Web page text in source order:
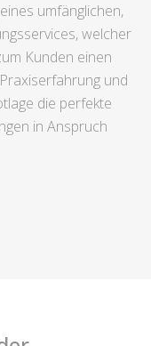
umfänglichen,
welcher
Kunden einen
und
die perfekte
in Anspruch